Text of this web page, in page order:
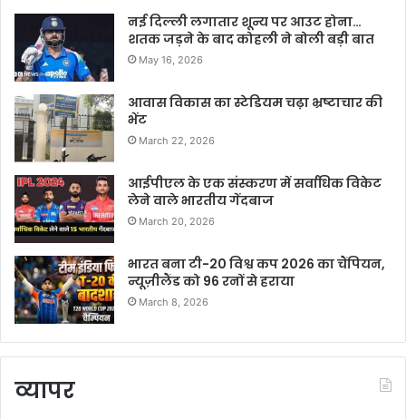
नई दिल्ली लगातार शून्य पर आउट होना…
शतक जड़ने के बाद कोहली ने बोली बड़ी बात
May 16, 2026
आवास विकास का स्टेडियम चढ़ा भ्रष्टाचार की
भेंट
March 22, 2026
आईपीएल के एक संस्करण में सर्वाधिक विकेट
लेने वाले भारतीय गेंदबाज
March 20, 2026
भारत बना टी-20 विश्व कप 2026 का चैंपियन,
न्यूज़ीलैंड को 96 रनों से हराया
March 8, 2026
व्यापर